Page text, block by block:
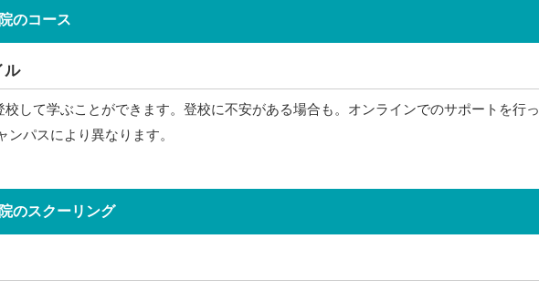
のコース
ル
して学ぶことができます。登校に不安がある場合も。オンラインでのサポートを行っ
パスにより異なります。
のスクーリング